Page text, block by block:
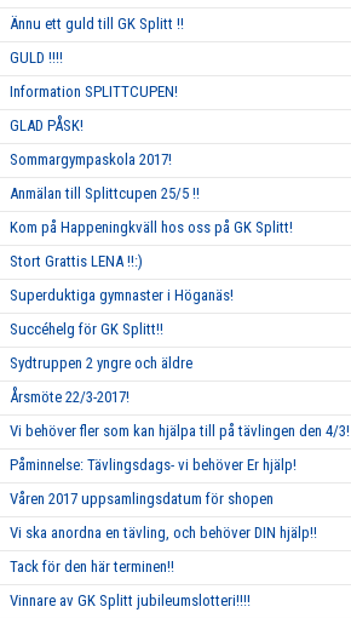
Ännu ett guld till GK Splitt !!
GULD !!!!
Information SPLITTCUPEN!
GLAD PÅSK!
Sommargympaskola 2017!
Anmälan till Splittcupen 25/5 !!
Kom på Happeningkväll hos oss på GK Splitt!
Stort Grattis LENA !!:)
Superduktiga gymnaster i Höganäs!
Succéhelg för GK Splitt!!
Sydtruppen 2 yngre och äldre
Årsmöte 22/3-2017!
Vi behöver fler som kan hjälpa till på tävlingen den 4/3!
Påminnelse: Tävlingsdags- vi behöver Er hjälp!
Våren 2017 uppsamlingsdatum för shopen
Vi ska anordna en tävling, och behöver DIN hjälp!!
Tack för den här terminen!!
Vinnare av GK Splitt jubileumslotteri!!!!